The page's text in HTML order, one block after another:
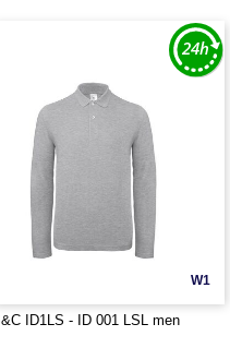
W1
ID1LS - ID 001 LSL men